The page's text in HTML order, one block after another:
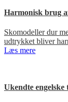
Harmonisk brug
Skomodeller dur
udtrykket bliver
Læs mere
Ukendte